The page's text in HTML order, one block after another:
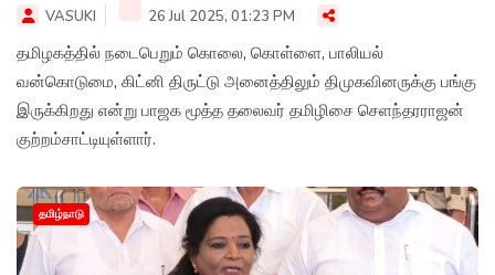
VASUKI 26 Jul 2025, 01:23 PM
தமிழகத்தில் நடைபெறும் கொலை, கொள்ளை, பாலியல்
வன்கொடுமை, கிட்னி திருட்டு அனைத்திலும் திமுகவினருக்கு பங்கு
இருக்கிறது என்று பாஜக மூத்த தலைவர் தமிழிசை செளந்தரராஜன்
குற்றம்சாட்டியுள்ளார்.
தமிழ்நாடு